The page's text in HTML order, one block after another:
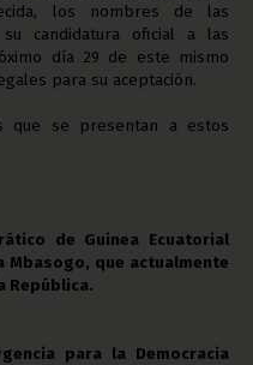
los nombres de las
candidatura oficial a las
día 29 de este mismo
para su aceptación.
que se presentan a estos
de Guinea Ecuatorial
Mbasogo, que actualmente
República.
para la Democracia